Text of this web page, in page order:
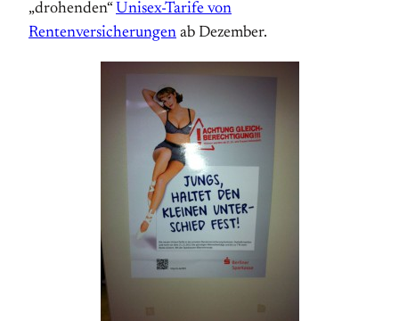
„drohenden“ Unisex-Tarife von
Rentenversicherungen ab Dezember.